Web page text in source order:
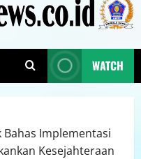
WATCH
Bahas Implementasi
Kesejahteraan